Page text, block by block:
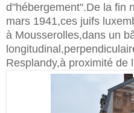
d"hébergement".De la fin
mars 1941,ces juifs
à Mousserolles,dans un
Resplandy,à proximité de